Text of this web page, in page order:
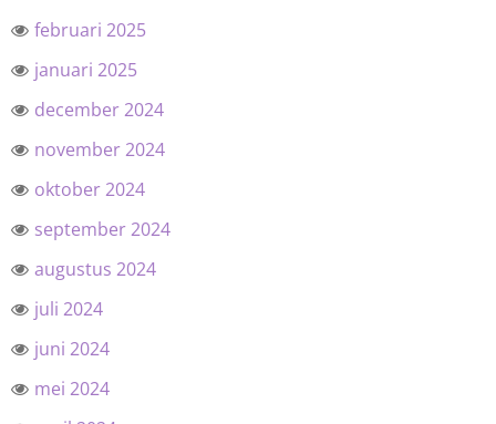
februari 2025
januari 2025
december 2024
november 2024
oktober 2024
september 2024
augustus 2024
juli 2024
juni 2024
mei 2024